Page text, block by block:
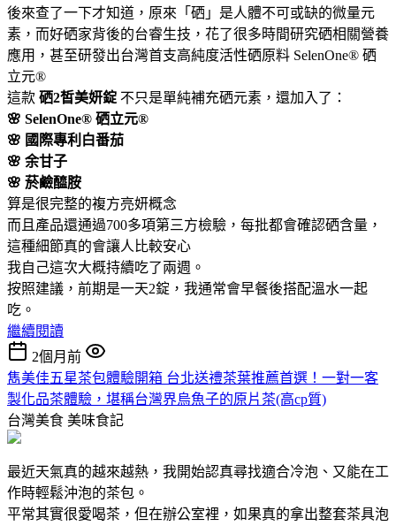
後來查了一下才知道，原來「硒」是人體不可或缺的微量元
素，而好硒家背後的台睿生技，花了很多時間研究硒相關營養
應用，甚至研發出台灣首支高純度活性硒原料 SelenOne® 硒
立元®
這款 硒2皙美妍錠 不只是單純補充硒元素，還加入了：
🌸 SelenOne® 硒立元®
🌸 國際專利白番茄
🌸 余甘子
🌸 菸鹼醯胺
算是很完整的複方亮妍概念
而且產品還通過700多項第三方檢驗，每批都會確認硒含量，
這種細節真的會讓人比較安心
我自己這次大概持續吃了兩週。
按照建議，前期是一天2錠，我通常會早餐後搭配溫水一起
吃。
繼續閱讀
2個月前
雋美佳五星茶包體驗開箱 台北送禮茶葉推薦首選！一對一客
製化品茶體驗，堪稱台灣界烏魚子的原片茶(高cp質)
台灣美食 美味食記
最近天氣真的越來越熱，我開始認真尋找適合冷泡、又能在工
作時輕鬆沖泡的茶包。
平常其實很愛喝茶，但在辦公室裡，如果真的拿出整套茶具泡